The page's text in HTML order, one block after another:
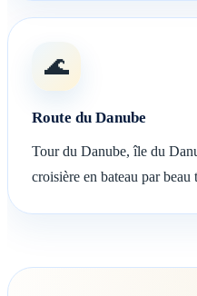
🌊
Route du Danube
Tour du Danube, île du
croisière en bateau par beau